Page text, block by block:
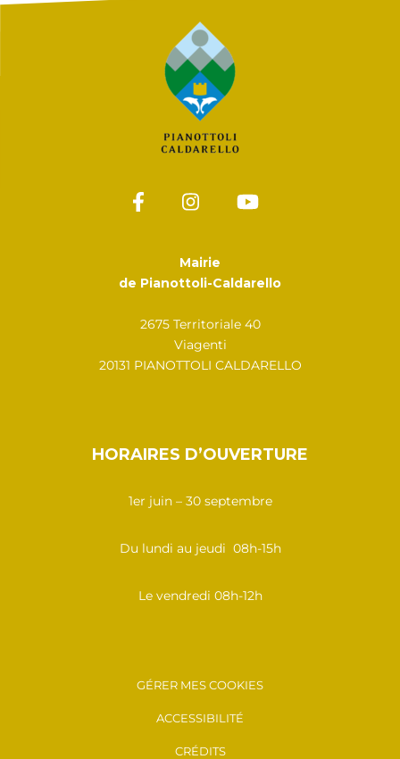
Mairie
de Pianottoli-Caldarello
2675 Territoriale 40
Viagenti
20131 PIANOTTOLI CALDARELLO
HORAIRES D’OUVERTURE
1er juin – 30 septembre
Du lundi au jeudi 08h-15h
Le vendredi 08h-12h
GÉRER MES COOKIES
ACCESSIBILITÉ
CRÉDITS